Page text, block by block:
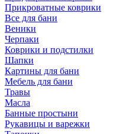
Прикроватные коврики
Все для бани
Веники
Черпаки
Коврики и подстилки
Шапки
Картины для бани
Мебель для бани
Травы
Масла
Банные простыни
Рукавицы и варежки